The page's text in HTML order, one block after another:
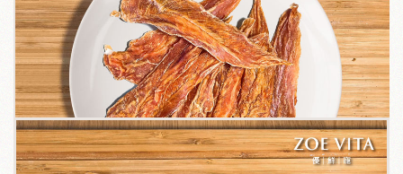
關於我們
毛孩健康之道